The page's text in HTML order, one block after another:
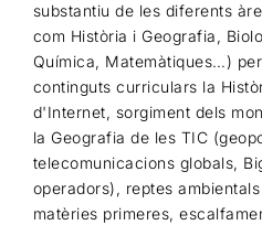
substantiu de les diferents
com Història i Geografia,
Química, Matemàtiques…)
continguts curriculars la
d'Internet, sorgiment dels
la Geografia de les TIC
telecomunicacions globals,
operadors), reptes
matèries primeres,